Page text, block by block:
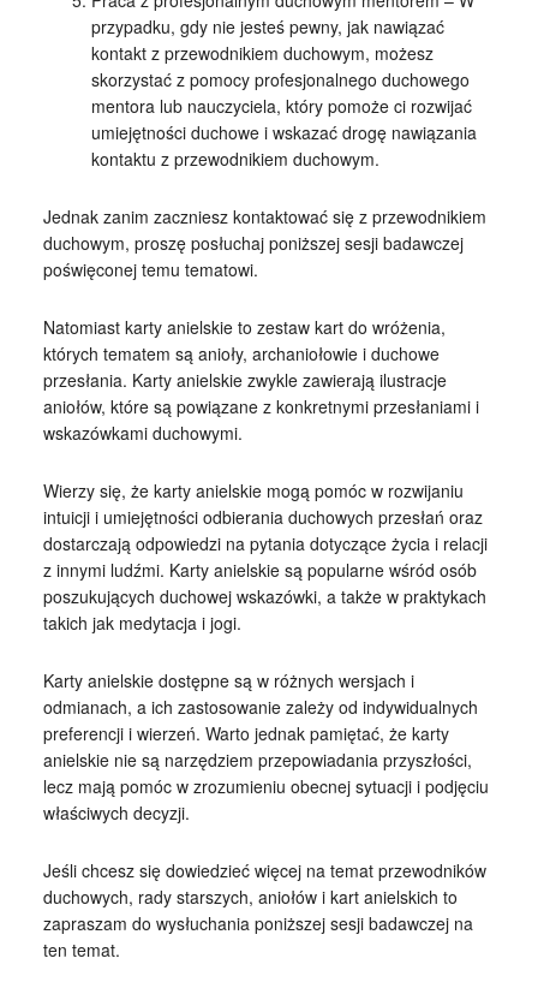
przypadku, gdy nie jesteś pewny, jak nawiązać
kontakt z przewodnikiem duchowym, możesz
skorzystać z pomocy profesjonalnego duchowego
mentora lub nauczyciela, który pomoże ci rozwijać
umiejętności duchowe i wskazać drogę nawiązania
kontaktu z przewodnikiem duchowym.
Jednak zanim zaczniesz kontaktować się z przewodnikiem
duchowym, proszę posłuchaj poniższej sesji badawczej
poświęconej temu tematowi.
Natomiast karty anielskie to zestaw kart do wróżenia,
których tematem są anioły, archaniołowie i duchowe
przesłania. Karty anielskie zwykle zawierają ilustracje
aniołów, które są powiązane z konkretnymi przesłaniami i
wskazówkami duchowymi.
Wierzy się, że karty anielskie mogą pomóc w rozwijaniu
intuicji i umiejętności odbierania duchowych przesłań oraz
dostarczają odpowiedzi na pytania dotyczące życia i relacji
z innymi ludźmi. Karty anielskie są popularne wśród osób
poszukujących duchowej wskazówki, a także w praktykach
takich jak medytacja i jogi.
Karty anielskie dostępne są w różnych wersjach i
odmianach, a ich zastosowanie zależy od indywidualnych
preferencji i wierzeń. Warto jednak pamiętać, że karty
anielskie nie są narzędziem przepowiadania przyszłości,
lecz mają pomóc w zrozumieniu obecnej sytuacji i podjęciu
właściwych decyzji.
Jeśli chcesz się dowiedzieć więcej na temat przewodników
duchowych, rady starszych, aniołów i kart anielskich to
zapraszam do wysłuchania poniższej sesji badawczej na
ten temat.